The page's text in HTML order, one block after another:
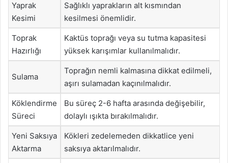
Yaprak
Kesimi
Sağlıklı yaprakların alt kısmından
kesilmesi önemlidir.
Toprak
Hazırlığı
Kaktüs toprağı veya su tutma kapasitesi
yüksek karışımlar kullanılmalıdır.
Sulama
Toprağın nemli kalmasına dikkat edilmeli,
aşırı sulamadan kaçınılmalıdır.
Köklendirme
Süreci
Bu süreç 2-6 hafta arasında değişebilir,
dolaylı ışıkta bırakılmalıdır.
Yeni Saksıya
Aktarma
Kökleri zedelemeden dikkatlice yeni
saksıya aktarılmalıdır.